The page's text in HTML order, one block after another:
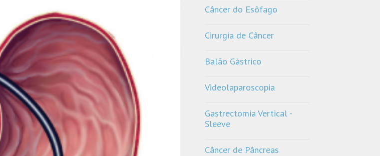
Câncer do Esôfago
Cirurgia de Câncer
Balão Gástrico
Videolaparoscopia
Gastrectomia Vertical -
Sleeve
Câncer de Pâncreas